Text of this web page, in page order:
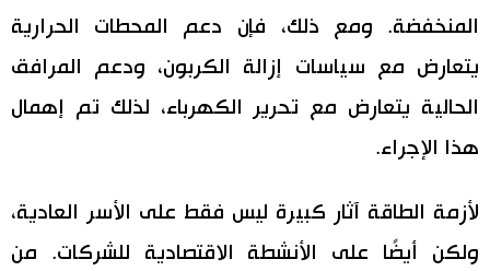
المنخفضة. ومع ذلك، فإن دعم المحطات الحرارية
يتعارض مع سياسات إزالة الكربون، ودعم المرافق
الحالية يتعارض مع تحرير الكهرباء، لذلك تم إهمال
هذا الإجراء.
لأزمة الطاقة آثار كبيرة ليس فقط على الأسر العادية،
ولكن أيضًا على الأنشطة الاقتصادية للشركات. من